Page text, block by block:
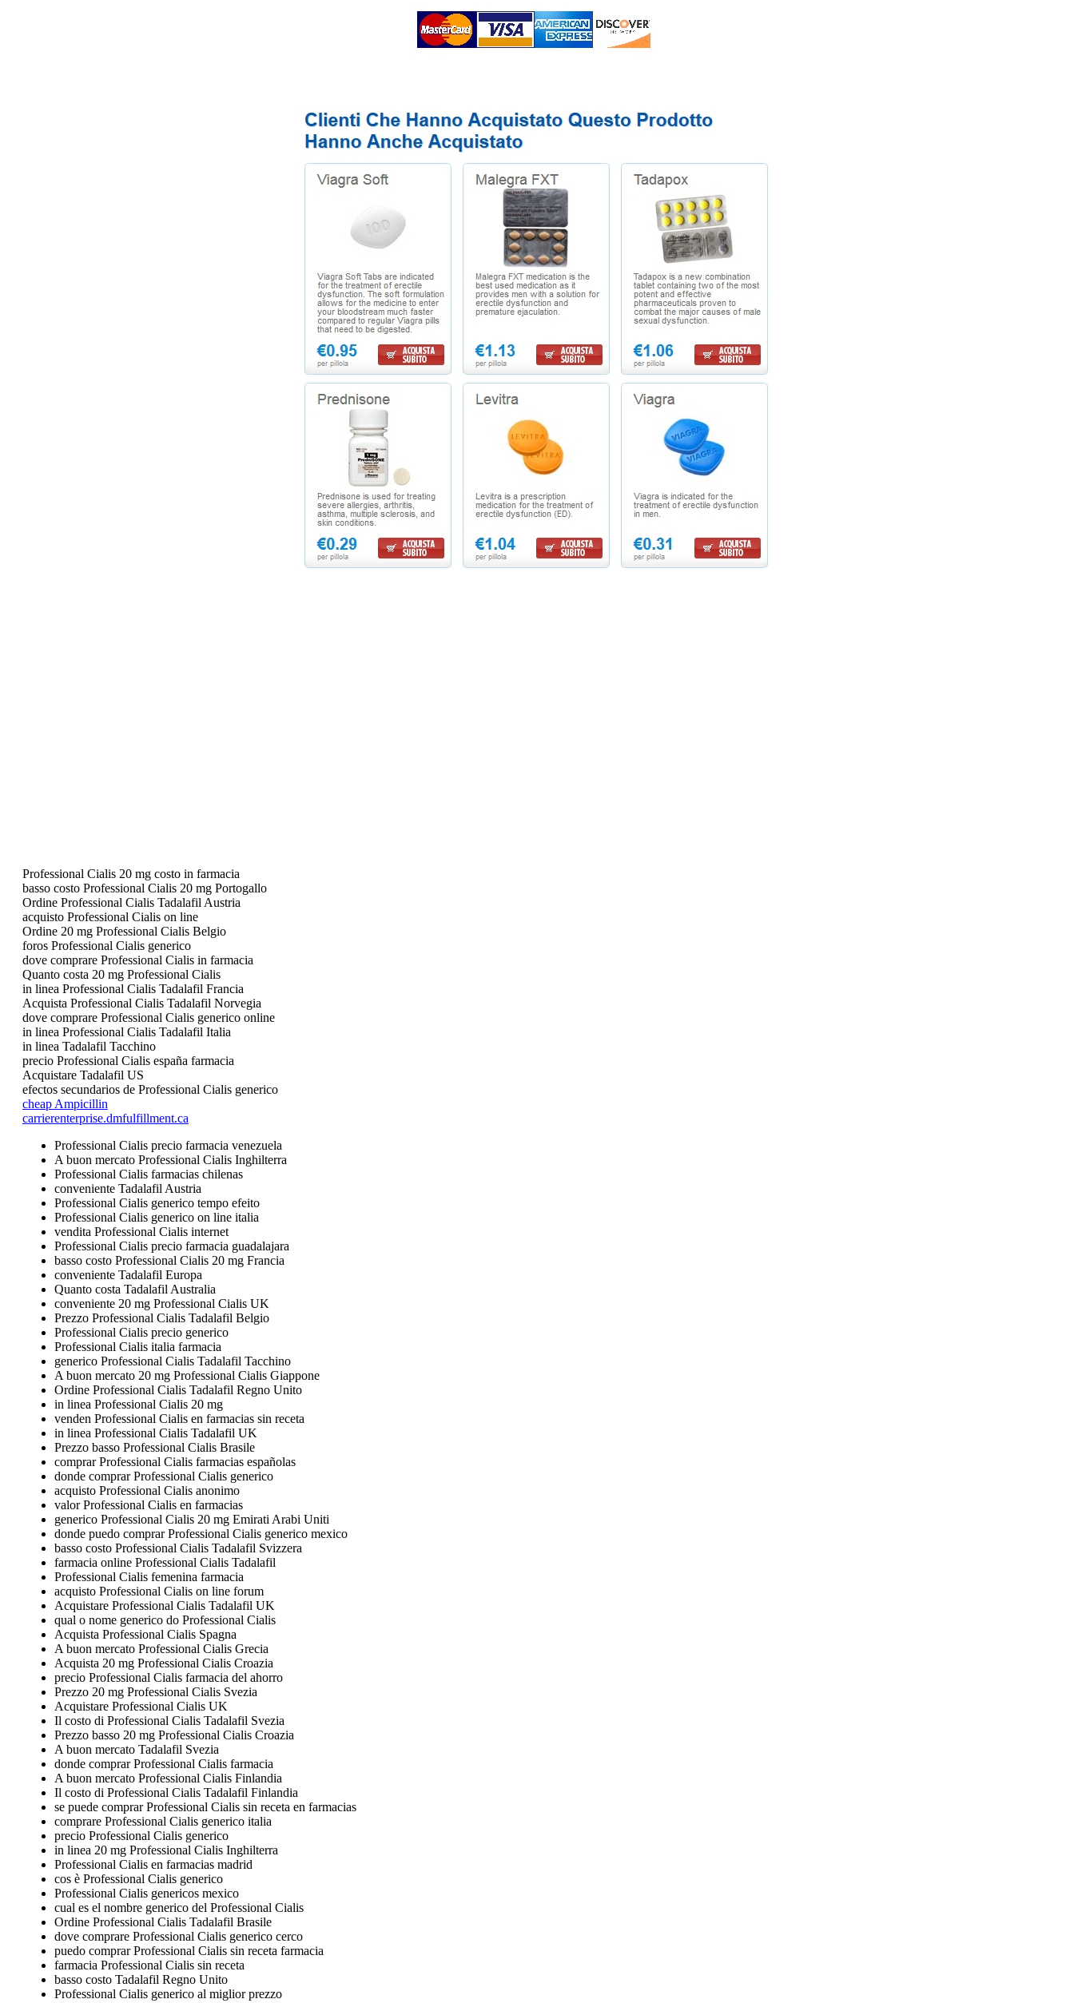
Professional Cialis 20 mg costo in farmacia
basso costo Professional Cialis 20 mg Portogallo
Ordine Professional Cialis Tadalafil Austria
acquisto Professional Cialis on line
Ordine 20 mg Professional Cialis Belgio
foros Professional Cialis generico
dove comprare Professional Cialis in farmacia
Quanto costa 20 mg Professional Cialis
in linea Professional Cialis Tadalafil Francia
Acquista Professional Cialis Tadalafil Norvegia
dove comprare Professional Cialis generico online
in linea Professional Cialis Tadalafil Italia
in linea Tadalafil Tacchino
precio Professional Cialis españa farmacia
Acquistare Tadalafil US
efectos secundarios de Professional Cialis generico
cheap Ampicillin
carrierenterprise.dmfulfillment.ca
Professional Cialis precio farmacia venezuela
A buon mercato Professional Cialis Inghilterra
Professional Cialis farmacias chilenas
conveniente Tadalafil Austria
Professional Cialis generico tempo efeito
Professional Cialis generico on line italia
vendita Professional Cialis internet
Professional Cialis precio farmacia guadalajara
basso costo Professional Cialis 20 mg Francia
conveniente Tadalafil Europa
Quanto costa Tadalafil Australia
conveniente 20 mg Professional Cialis UK
Prezzo Professional Cialis Tadalafil Belgio
Professional Cialis precio generico
Professional Cialis italia farmacia
generico Professional Cialis Tadalafil Tacchino
A buon mercato 20 mg Professional Cialis Giappone
Ordine Professional Cialis Tadalafil Regno Unito
in linea Professional Cialis 20 mg
venden Professional Cialis en farmacias sin receta
in linea Professional Cialis Tadalafil UK
Prezzo basso Professional Cialis Brasile
comprar Professional Cialis farmacias españolas
donde comprar Professional Cialis generico
acquisto Professional Cialis anonimo
valor Professional Cialis en farmacias
generico Professional Cialis 20 mg Emirati Arabi Uniti
donde puedo comprar Professional Cialis generico mexico
basso costo Professional Cialis Tadalafil Svizzera
farmacia online Professional Cialis Tadalafil
Professional Cialis femenina farmacia
acquisto Professional Cialis on line forum
Acquistare Professional Cialis Tadalafil UK
qual o nome generico do Professional Cialis
Acquista Professional Cialis Spagna
A buon mercato Professional Cialis Grecia
Acquista 20 mg Professional Cialis Croazia
precio Professional Cialis farmacia del ahorro
Prezzo 20 mg Professional Cialis Svezia
Acquistare Professional Cialis UK
Il costo di Professional Cialis Tadalafil Svezia
Prezzo basso 20 mg Professional Cialis Croazia
A buon mercato Tadalafil Svezia
donde comprar Professional Cialis farmacia
A buon mercato Professional Cialis Finlandia
Il costo di Professional Cialis Tadalafil Finlandia
se puede comprar Professional Cialis sin receta en farmacias
comprare Professional Cialis generico italia
precio Professional Cialis generico
in linea 20 mg Professional Cialis Inghilterra
Professional Cialis en farmacias madrid
cos è Professional Cialis generico
Professional Cialis genericos mexico
cual es el nombre generico del Professional Cialis
Ordine Professional Cialis Tadalafil Brasile
dove comprare Professional Cialis generico cerco
puedo comprar Professional Cialis sin receta farmacia
farmacia Professional Cialis sin receta
basso costo Tadalafil Regno Unito
Professional Cialis generico al miglior prezzo